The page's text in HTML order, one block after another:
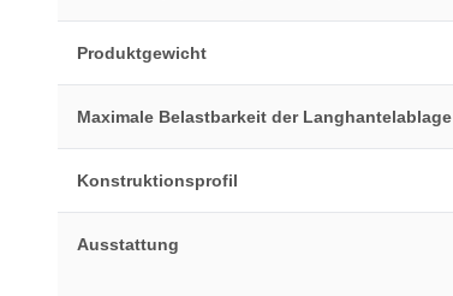
Produktgewicht
Maximale Belastbarkeit der Langhantelablage
Konstruktionsprofil
Ausstattung